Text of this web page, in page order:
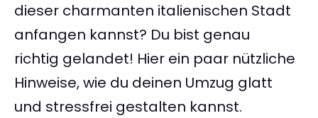
dieser charmanten italienischen Stadt
anfangen kannst? Du bist genau
richtig gelandet! Hier ein paar nützliche
Hinweise, wie du deinen Umzug glatt
und stressfrei gestalten kannst.